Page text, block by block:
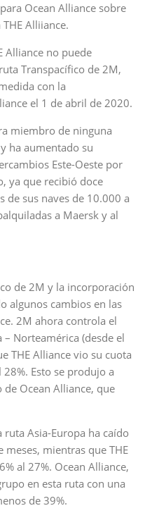
Ocean Alliance sobre
Alliiance.
Alliance no puede
Transpacífico de 2M,
con la
el 1 de abril de 2020.
miembro de ninguna
ha aumentado su
Este-Oeste por
ya que recibió doce
de sus naves de 10.000 a
a Maersk y al
de 2M y la incorporación
algunos cambios en las
2M ahora controla el
Norteamérica (desde el
THE Alliance vio su cuota
Esto se produjo a
de Ocean Alliance, que
Asia-Europa ha caído
mientras que THE
al 27%. Ocean Alliance,
en esta ruta con una
de 39%.